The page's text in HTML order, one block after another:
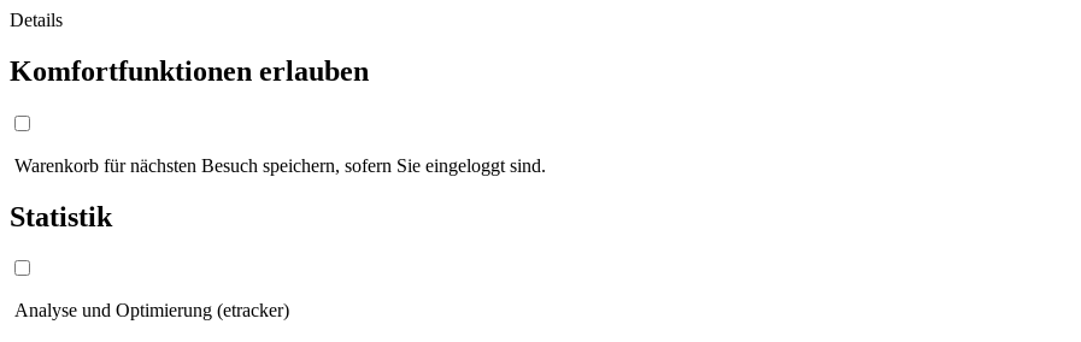
Details
Komfortfunktionen erlauben
Warenkorb für nächsten Besuch speichern, sofern Sie eingeloggt sind.
Statistik
Analyse und Optimierung (etracker)